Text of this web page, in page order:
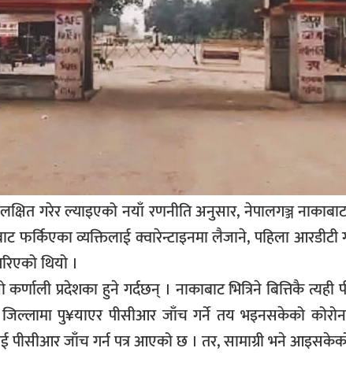
गरेर ल्याइएको नयाँ रणनीति अनुसार, नेपालगञ्ज
व्यक्तिलाई क्वारेन्टाइनमा लैजाने, पहिला आरडीटी
थियो ।
प्रदेशका हुने गर्दछन् । नाकाबाट भित्रिने बित्तिकै त्यही
पु¥याएर पीसीआर जाँच गर्ने तय भइनसकेको
पीसीआर जाँच गर्न पत्र आएको छ । तर, सामाग्री भने